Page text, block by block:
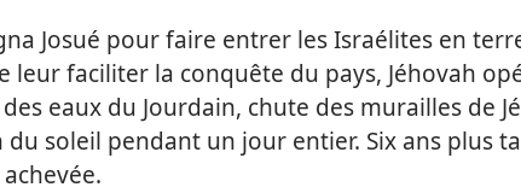
Josué pour faire entrer les Israélites en
leur faciliter la conquête du pays, Jéhovah
eaux du Jourdain, chute des murailles de
soleil pendant un jour entier. Six ans plus